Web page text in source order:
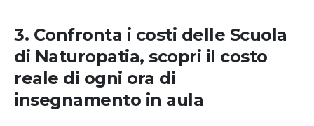
3. Confronta i costi delle Scuola
di Naturopatia, scopri il costo
reale di ogni ora di
insegnamento in aula